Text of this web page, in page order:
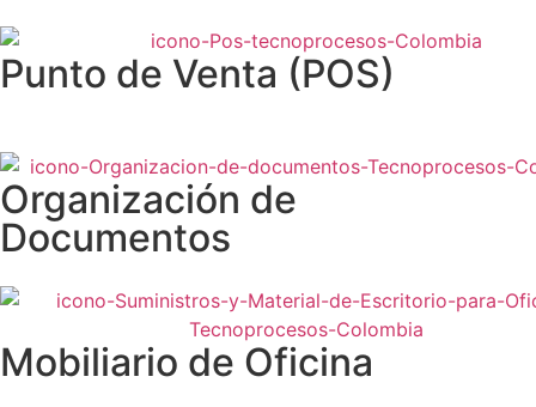
Punto de Venta (POS)
Organización de
Documentos
Mobiliario de Oficina